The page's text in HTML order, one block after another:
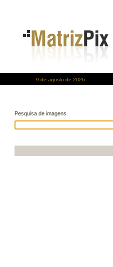
9 de agosto de 2026
Pesquisa de imagens